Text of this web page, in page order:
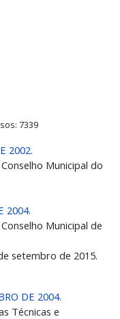
7339
2002.
Municipal do
2004.
Municipal de
setembro de 2015.
DE 2004.
Técnicas e